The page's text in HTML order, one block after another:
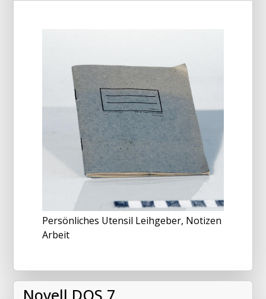
Persönliches Utensil Leihgeber, Notizen
Arbeit
Novell DOS 7